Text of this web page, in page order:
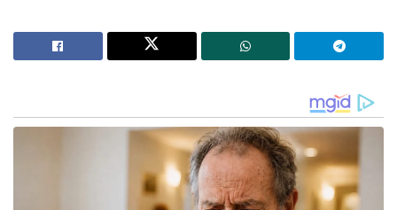
നവീൻ ബാബുവിന്റെ മരണത്തിന് പിന്നാലെ നിരവധി
അടിസ്ഥാനമില്ലെന്ന് കുറ്റപത്രത്തിൽ വ്യക്തമാക്കുന്നു.
നവീൻ ബാബുവിന്റേത് ആത്മഹത്യതന്നെയാണ്.
കൊലപാതകം സ്ഥിരീകരിക്കുന്ന ശാസ്ത്രീയ
തെളിവുകൾ ഒന്നും തന്നെ ഇതുവരെ പോലീസിന്
ലഭിച്ചിട്ടില്ല. കേസുമായി ബന്ധപ്പെട്ട് നവീൻ